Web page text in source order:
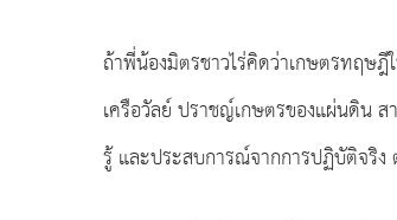
ถ้าพี่น้องมิตรชาวไร่คิดว่าเกษตรทฤษ
เครือวัลย์ ปราชญ์เกษตรของแผ่นดิน
รู้ และประสบการณ์จากการปฏิบัติจริง